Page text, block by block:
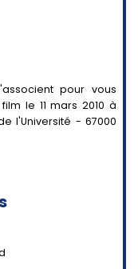
pour vous
le 11 mars 2010 à
l'Université - 67000